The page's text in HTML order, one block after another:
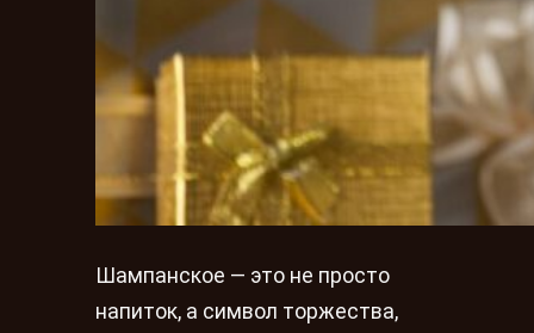
Шампанское — это не просто
напиток, а символ торжества,